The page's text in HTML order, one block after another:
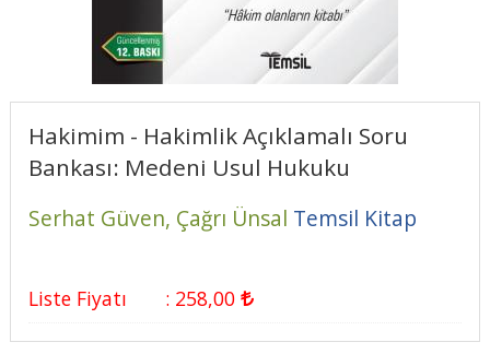
Hakimim - Hakimlik Açıklamalı Soru
Bankası: Medeni Usul Hukuku
Serhat Güven, Çağrı Ünsal Temsil Kitap
Liste Fiyatı : 258,00